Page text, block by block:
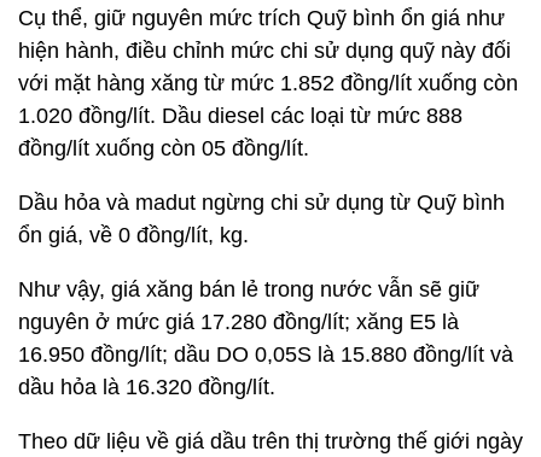
Cụ thể, giữ nguyên mức trích Quỹ bình ổn giá như
hiện hành, điều chỉnh mức chi sử dụng quỹ này đối
với mặt hàng xăng từ mức 1.852 đồng/lít xuống còn
1.020 đồng/lít. Dầu diesel các loại từ mức 888
đồng/lít xuống còn 05 đồng/lít.
Dầu hỏa và madut ngừng chi sử dụng từ Quỹ bình
ổn giá, về 0 đồng/lít, kg.
Như vậy, giá xăng bán lẻ trong nước vẫn sẽ giữ
nguyên ở mức giá 17.280 đồng/lít; xăng E5 là
16.950 đồng/lít; dầu DO 0,05S là 15.880 đồng/lít và
dầu hỏa là 16.320 đồng/lít.
Theo dữ liệu về giá dầu trên thị trường thế giới ngày